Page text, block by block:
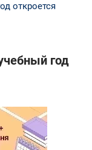
откроется
год